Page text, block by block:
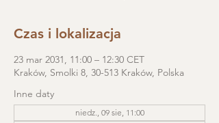
Czas i lokalizacja
23 mar 2031, 11:00 – 12:30 CET
Kraków, Smolki 8, 30-513 Kraków, Polska
Inne daty
niedz., 09 sie, 11:00